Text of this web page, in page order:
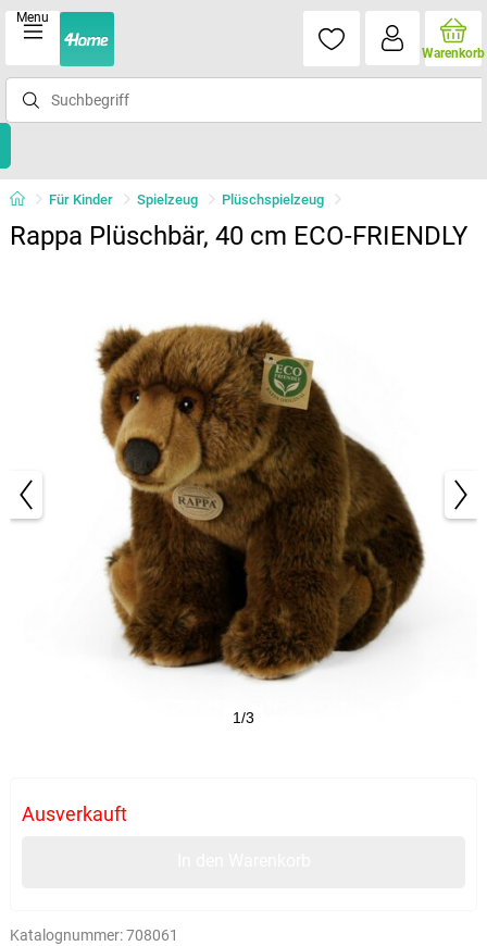
Menu
Warenkorb
Für Kinder Spielzeug Plüschspielzeug
Rappa Plüschbär, 40 cm ECO-FRIENDLY
1/3
Ausverkauft
Katalognummer:708061